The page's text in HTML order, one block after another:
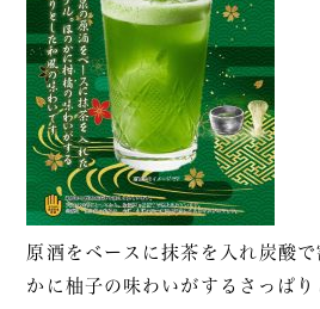
原酒をベースに抹茶を入れ炭酸
かに柚子の味わいがするさっぱ